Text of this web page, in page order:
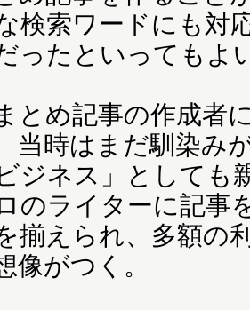
検索ワードにも対
ったといってもよ
とめ記事の作成者
当時はまだ馴染み
ジネス」としても
のライターに記事
揃えられ、多額の
像がつく。